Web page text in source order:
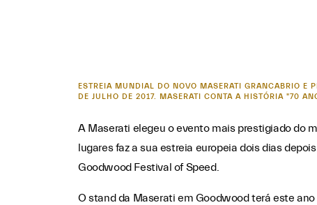
ESTREIA MUNDIAL DO NOVO MASERATI GRANCABRIO E
DE JULHO DE 2017. MASERATI CONTA A HISTÓRIA "70
A Maserati elegeu o evento mais prestigiado do
lugares faz a sua estreia europeia dois dias
Goodwood Festival of Speed.
O stand da Maserati em Goodwood terá este